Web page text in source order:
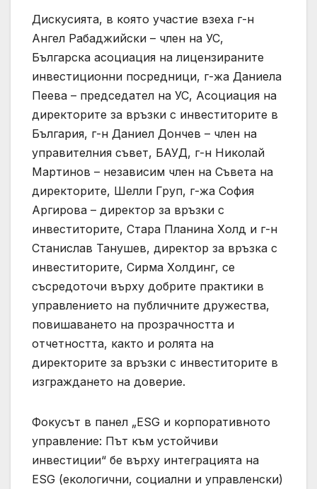
Дискусията, в която участие взеха г-н
Ангел Рабаджийски – член на УС,
Българска асоциация на лицензираните
инвестиционни посредници, г-жа Даниела
Пеева – председател на УС, Асоциация на
директорите за връзки с инвеститорите в
България, г-н Даниел Дончев – член на
управителния съвет, БАУД, г-н Николай
Мартинов – независим член на Съвета на
директорите, Шелли Груп, г-жа София
Аргирова – директор за връзки с
инвеститорите, Стара Планина Холд и г-н
Станислав Танушев, директор за връзка с
инвеститорите, Сирма Холдинг, се
съсредоточи върху добрите практики в
управлението на публичните дружества,
повишаването на прозрачността и
отчетността, както и ролята на
директорите за връзки с инвеститорите в
изграждането на доверие.
Фокусът в панел „ESG и корпоративното
управление: Път към устойчиви
инвестиции“ бе върху интеграцията на
ESG (екологични, социални и управленски)